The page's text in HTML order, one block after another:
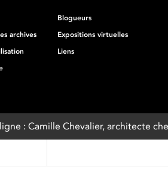
Blogueurs
archives
Expositions virtuelles
Liens
: Camille Chevalier, architecte